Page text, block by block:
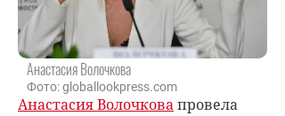
Анастасия Волочкова
Фото: globallookpress.com
Анастасия Волочковапровела